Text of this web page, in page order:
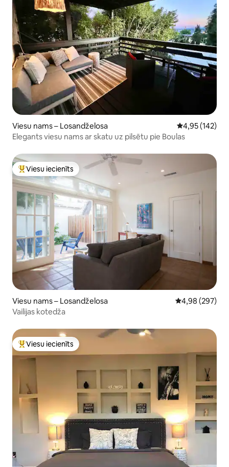
Viesu nams – Losandželosa Vidējais
4,95 (142)
Elegants viesu nams ar skatu uz pilsētu pie Boulas
Populārs viesu iecienīts mājoklis
Viesu iecienīts
Viesu nams – Losandželosa Vidējais
4,98 (297)
Vailijas kotedža
Populārs viesu iecienīts mājoklis
Viesu iecienīts